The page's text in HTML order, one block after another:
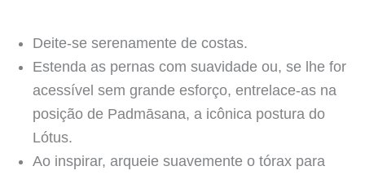
Deite-se serenamente de costas.
Estenda as pernas com suavidade ou, se lhe for
acessível sem grande esforço, entrelace-as na
posição de Padmāsana, a icônica postura do
Lótus.
Ao inspirar, arqueie suavemente o tórax para